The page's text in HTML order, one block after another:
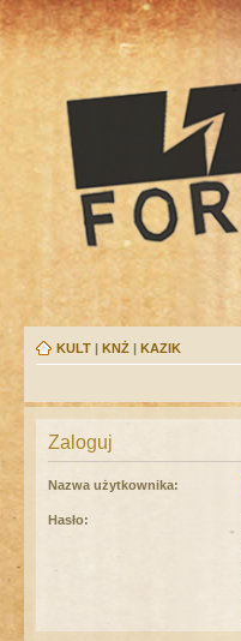
KULT | KNŻ | KAZIK
Zaloguj
Nazwa użytkownika:
Hasło: